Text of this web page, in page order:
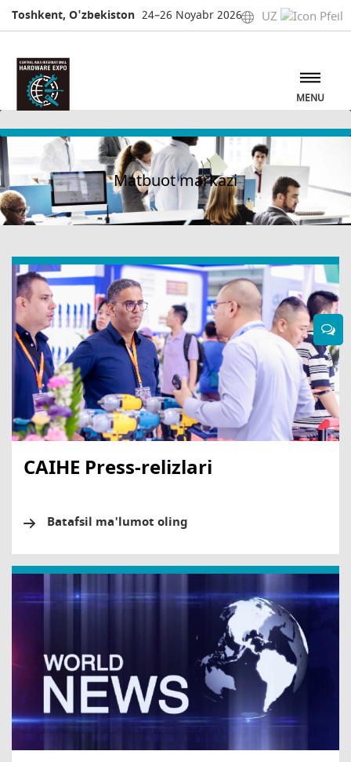
Toshkent, O'zbekiston 24–26 Noyabr 2026 UZ
MENU
Matbuot markazi
CAIHE Press-relizlari
Batafsil ma'lumot oling